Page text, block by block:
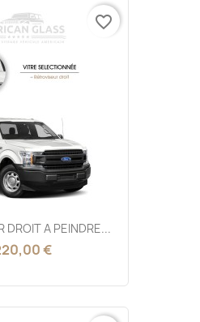
DROIT A PEINDRE...
€
favorite_border